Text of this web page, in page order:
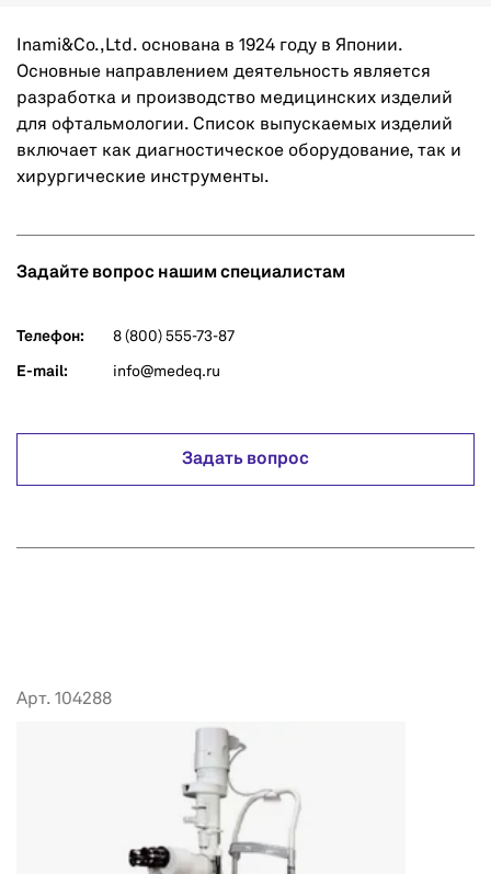
Inami&Co.,Ltd. основана в 1924 году в Японии.
Основные направлением деятельность является
разработка и производство медицинских изделий
для офтальмологии. Список выпускаемых изделий
включает как диагностическое оборудование, так и
хирургические инструменты.
Задайте вопрос нашим специалистам
Телефон: 8 (800) 555-73-87
E-mail: info@medeq.ru
Задать вопрос
Арт. 104288